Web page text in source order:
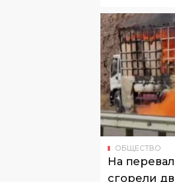
ОБЩЕСТВО
На
сгорели